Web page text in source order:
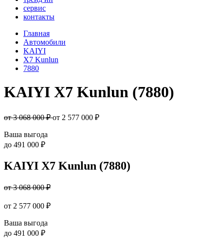
сервис
контакты
Главная
Автомобили
KAIYI
X7 Kunlun
7880
KAIYI X7 Kunlun (7880)
от 3 068 000 ₽от 2 577 000 ₽
Ваша выгода
до 491 000 ₽
KAIYI X7 Kunlun (7880)
от 3 068 000 ₽
от 2 577 000 ₽
Ваша выгода
до 491 000 ₽